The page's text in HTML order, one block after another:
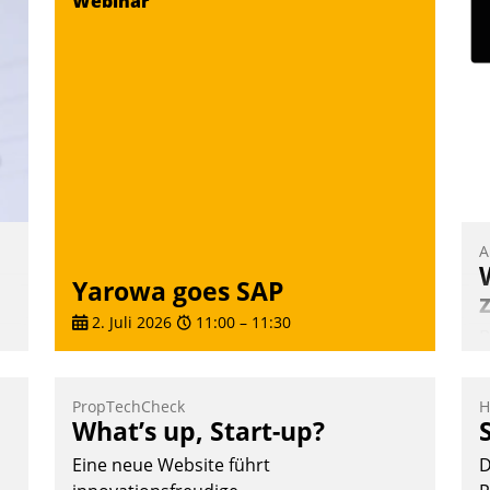
Vernetzungsideen fürs Quartier.
Yarowa goes SAP
2. Juli 2026 11:00 – 11:30
PropTechCheck
What’s up, Start-up?
Eine neue Website führt